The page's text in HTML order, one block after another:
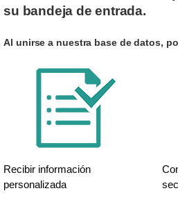
su bandeja de entrada.
Al unirse a nuestra base de datos,
Recibir información
personalizada